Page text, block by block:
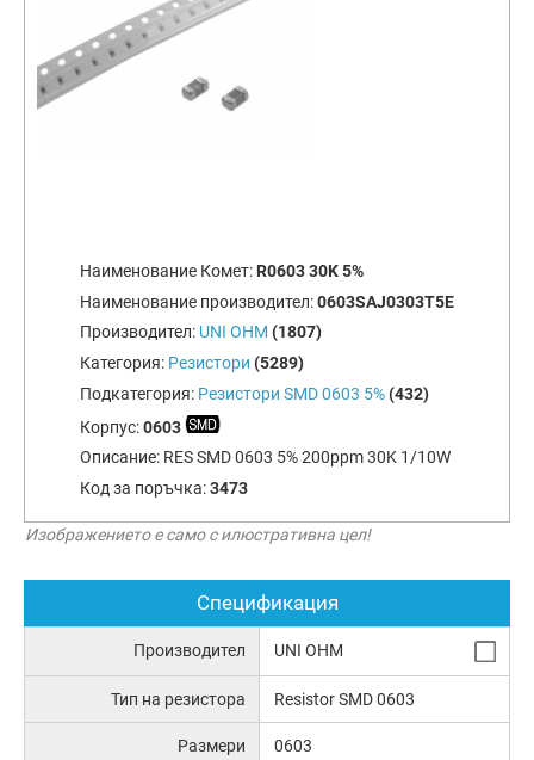
Наименование Комет: R0603 30K 5%
Наименование производител:0603SAJ0303T5E
Производител: UNI OHM (1807)
Категория: Резистори (5289)
Подкатегория: Резистори SMD 0603 5%(432)
Корпус:0603
Описание: RES SMD 0603 5% 200ppm 30K 1/10W
Код за поръчка:3473
Изображението е само с илюстративна цел!
Спецификация
Производител UNI OHM
Тип на резистора Resistor SMD 0603
Размери 0603